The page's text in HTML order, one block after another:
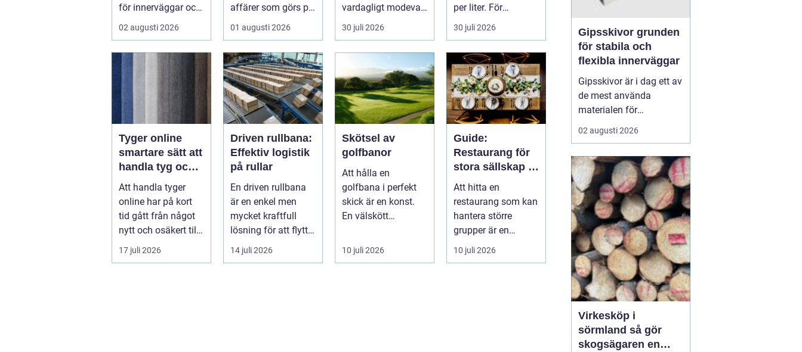
för innerväggar och
tak i både bostäder
och of...
02 augusti 2026
affärer som görs på
fastigheten.
Samtidigt ...
01 augusti 2026
vardagligt modeval.
Allt fler använder
piercade smy...
30 juli 2026
per liter. För
lantbruket är diesel
en förut...
30 juli 2026
Tyger online
smartare sätt att
handla tyg och
hemtextil
Att handla tyger
online har på kort
tid gått från något
nytt och osäkert till
en självklar del av
må...
17 juli 2026
Driven rullbana:
Effektiv logistik
på rullar
En driven rullbana
är en enkel men
mycket kraftfull
lösning för att flytta
gods p&ari...
14 juli 2026
Skötsel av
golfbanor
Att hålla en
golfbana i perfekt
skick är en konst.
En välskött
inte bara en
enastå...
10 juli 2026
Guide:
Restaurang för
stora sällskap i
Stockholm
Att hitta en
restaurang som kan
hantera större
grupper är en
utmaning, särskilt
om ma...
10 juli 2026
Gipsskivor grunden
för stabila och
flexibla innerväggar
Gipsskivor är i dag ett av
de mest använda
materialen för
innerväggar och tak i
både bostäder och
skapar släta ytor, är
enkla att anpassa och
går att kombinera med
krav på ljud, brand och
fukt. I modern
byggproduktion ses de ...
02 augusti 2026
Virkesköp i
sörmland så gör
skogsägaren en